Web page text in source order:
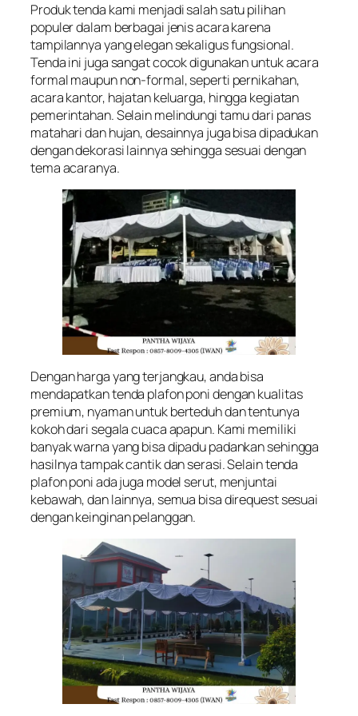
Produk tenda kami menjadi salah satu pilihan
populer dalam berbagai jenis acara karena
tampilannya yang elegan sekaligus fungsional.
Tenda ini juga sangat cocok digunakan untuk acara
formal maupun non-formal, seperti pernikahan,
acara kantor, hajatan keluarga, hingga kegiatan
pemerintahan. Selain melindungi tamu dari panas
matahari dan hujan, desainnya juga bisa dipadukan
dengan dekorasi lainnya sehingga sesuai dengan
tema acaranya.
Dengan harga yang terjangkau, anda bisa
mendapatkan tenda plafon poni dengan kualitas
premium, nyaman untuk berteduh dan tentunya
kokoh dari segala cuaca apapun. Kami memiliki
banyak warna yang bisa dipadu padankan sehingga
hasilnya tampak cantik dan serasi. Selain tenda
plafon poni ada juga model serut, menjuntai
kebawah, dan lainnya, semua bisa direquest sesuai
dengan keinginan pelanggan.